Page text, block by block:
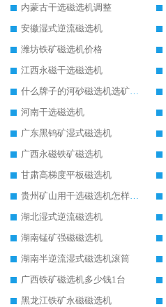
内蒙古干选磁选机调整
安徽湿式逆流磁选机
潍坊铁矿磁选机价格
江西永磁干选磁选机
什么牌子的河砂磁选机选矿效果好
河南干选磁选机
广东黑钨矿湿式磁选机
广西永磁铁矿磁选机
甘肃高梯度平板磁选机
贵州矿山用干选磁选机怎样调磁
湖北湿式逆流磁选机
湖南锰矿强磁磁选机
湖南半逆流湿式磁选机滚筒
广西铁矿磁选机多少钱1台
黑龙江铁矿永磁磁选机